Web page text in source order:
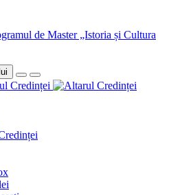
de Master „Istoria și Cultura